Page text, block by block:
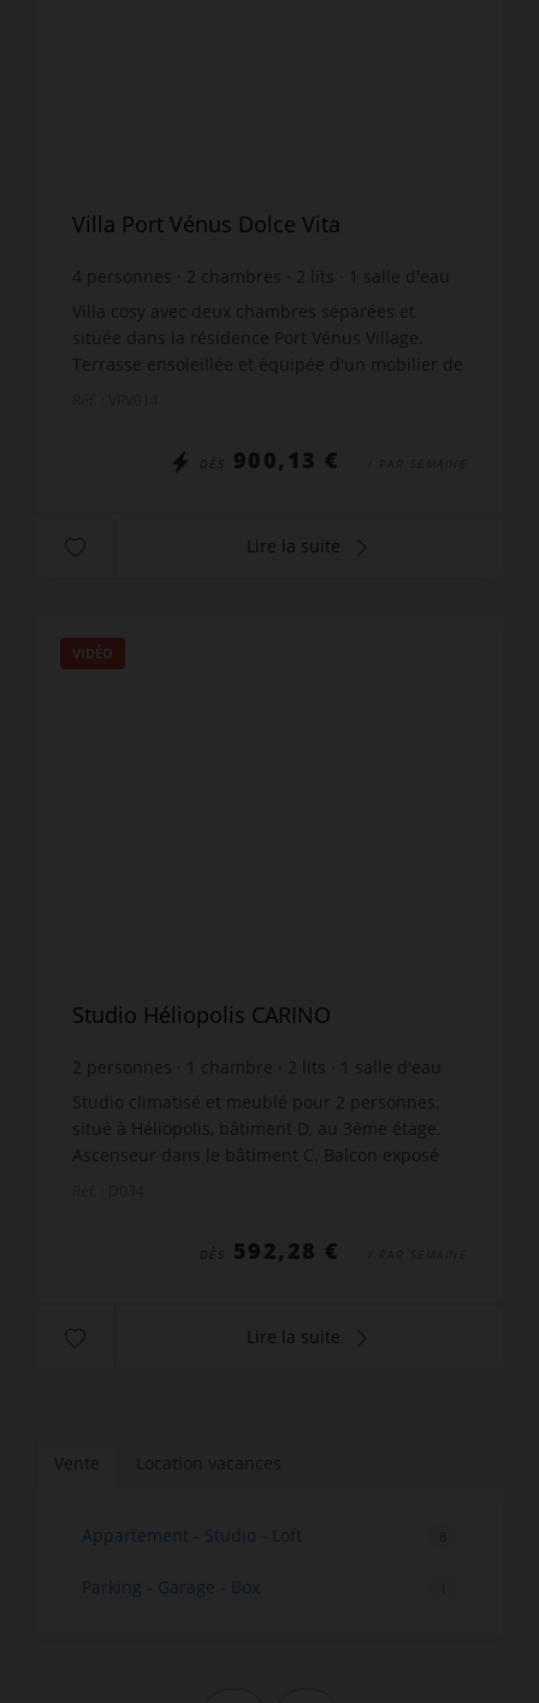
Villa Port Vénus Dolce Vita
4 personnes 2 chambres 2 lits
salle d'eau
Villa cosy avec deux chambres séparées et
située dans la résidence Port Vénus Village.
Terrasse ensoleillée et équipée d'un mobilier de
DÈS 900,13 € / PAR SEMAINE
Lire la suite
VIDÉO
Studio Héliopolis CARINO
2 personnes chambre 2 lits
salle d'eau
Studio climatisé et meublé pour 2 personnes,
situé à Héliopolis, bâtiment D, au 3ème étage.
Ascenseur dans le bâtiment C. Balcon exposé
DÈS 592,28 € / PAR SEMAINE
Lire la suite
Vente Location vacances
Appartement - Studio - Loft
Parking - Garage - Box